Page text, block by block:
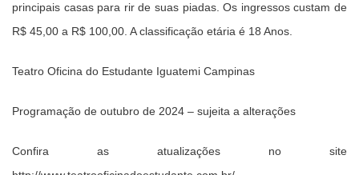
principais casas para rir de suas piadas. Os ingressos custam de
R$ 45,00 a R$ 100,00. A classificação etária é 18 Anos.
Teatro Oficina do Estudante Iguatemi Campinas
Programação de outubro de 2024 – sujeita a alterações
Confira as atualizações no site